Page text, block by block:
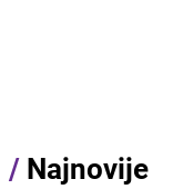
/ Najnovije